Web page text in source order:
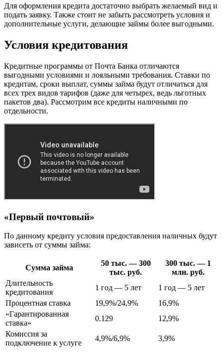
Для оформления кредита достаточно выбрать желаемый вид и
подать заявку. Также стоит не забыть рассмотреть условия и
дополнительные услуги, делающие займы более выгодными.
Условия кредитования
Кредитные программы от Почта Банка отличаются
выгодными условиями и лояльными требования. Ставки по
кредитам, сроки выплат, суммы займа будут отличаться для
всех трех видов тарифов (даже для четырех, ведь льготных
пакетов два). Рассмотрим все кредиты наличными по
отдельности.
«Первый почтовый»
По данному кредиту условия предоставления наличных будут
зависеть от суммы займа:
Сумма займа
50 тыс. — 300
тыс. руб.
300 тыс. — 1
млн. руб.
Длительность
кредитования
1 год — 5 лет
1 год — 5 лет
Процентная ставка
19,9%/24,9%
16,9%
«Гарантированная
ставка»
0.129
12,9%
Комиссия за
подключение к услуге
4,9%/6,9% 3,9%